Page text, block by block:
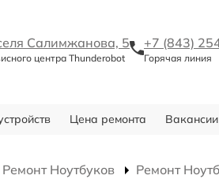
Салимжанова, 5
центра Thunderobot
+7 (843)
Горячая линия
Цена ремонта Вакансии
Ремонт Ноутбуков Ремонт